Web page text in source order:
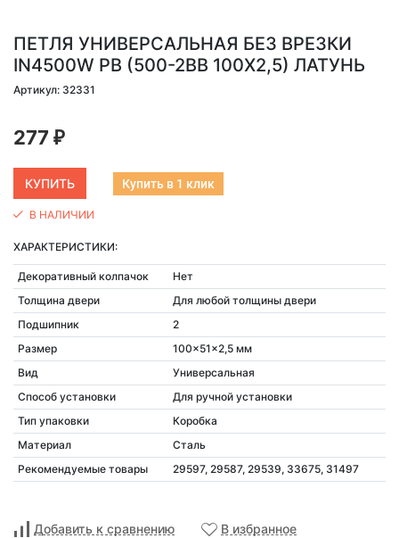
ПЕТЛЯ УНИВЕРСАЛЬНАЯ БЕЗ ВРЕЗКИ
IN4500W PB (500-2BB 100X2,5) ЛАТУНЬ
Артикул: 32331
277 ₽
Купить в 1 клик
В НАЛИЧИИ
ХАРАКТЕРИСТИКИ:
Декоративный колпачок
Нет
Толщина двери
Для любой толщины двери
Подшипник
2
Размер
100x51x2,5 мм
Вид
Универсальная
Способ установки
Для ручной установки
Тип упаковки
Коробка
Материал
Сталь
Рекомендуемые товары
29597, 29587, 29539, 33675, 31497
Добавить к сравнению В избранное